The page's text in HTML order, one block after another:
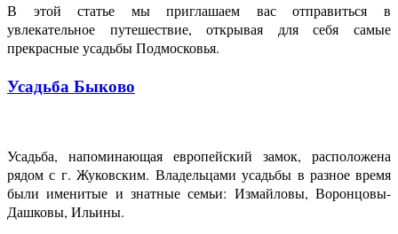
В этой статье мы приглашаем вас отправиться в
увлекательное путешествие, открывая для себя самые
прекрасные усадьбы Подмосковья.
Усадьба Быково
Усадьба, напоминающая европейский замок, расположена
рядом с г. Жуковским. Владельцами усадьбы в разное время
были именитые и знатные семьи: Измайловы, Воронцовы-
Дашковы, Ильины.